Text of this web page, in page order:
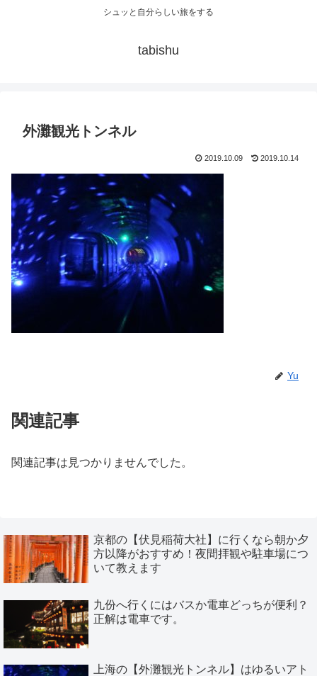
シュッと自分らしい旅をする
tabishu
外灘観光トンネル
2019.10.09 2019.10.14
Yu
関連記事
関連記事は見つかりませんでした。
京都の【伏見稲荷大社】に行くなら朝か夕
方以降がおすすめ！夜間拝観や駐車場につ
いて教えます
九份へ行くにはバスか電車どっちが便利？
正解は電車です。
上海の【外灘観光トンネル】はゆるいアト